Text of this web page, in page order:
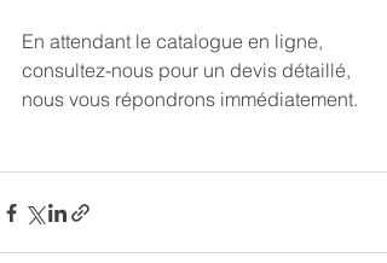
En attendant le catalogue en ligne,
consultez-nous pour un devis détaillé,
nous vous répondrons immédiatement.